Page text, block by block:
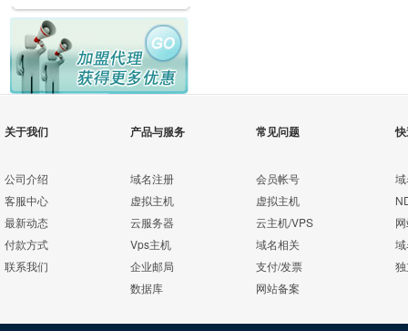
关于我们
公司介绍
客服中心
最新动态
付款方式
联系我们
产品与服务
域名注册
虚拟主机
云服务器
Vps主机
企业邮局
数据库
常见问题
会员帐号
虚拟主机
云主机/VPS
域名相关
支付/发票
网站备案